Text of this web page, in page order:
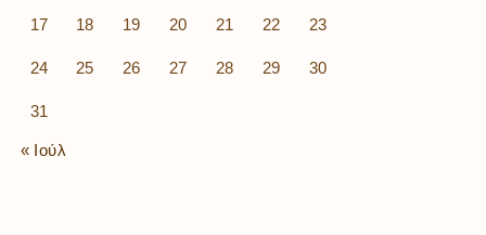
17 18 19 20 21 22 23
24 25 26 27 28 29 30
31
« Ιούλ